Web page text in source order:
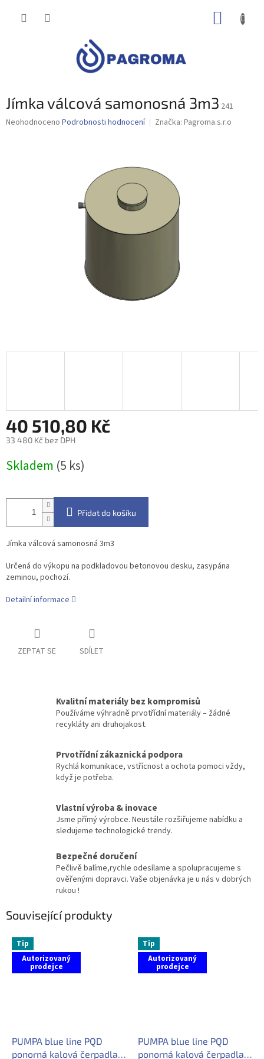
Jímka válcová samonosná 3m3 241
Průměrné
Neohodnoceno Podrobnosti hodnocení Značka: Pagroma.s.r.o
40 510,80 Kč
33 480 Kč bez DPH
cena:
Skladem (5 ks)
Přidat do košíku
Jímka válcová samonosná 3m3
Určená do výkopu na podkladovou betonovou desku, zasypána
zeminou, pochozí.
Detailní informace
ZEPTAT SE SDÍLET
Kvalitní materiály bez kompromisů
Používáme výhradně prvotřídní materiály – žádné
recykláty ani druhojakost.
Prvotřídní zákaznická podpora
Rychlá komunikace, vstřícnost a ochota pomoci vždy,
když je potřeba.
Vlastní výroba & inovace
Jsme přímý výrobce. Neustále rozšiřujeme nabídku a
sledujeme technologické trendy.
Bezpečné doručení
Pečlivě balíme,rychle odesílame a spolupracujeme s
ověřenými dopravci. Vaše objenávka je u nás v dobrých
rukou !
Související produkty
Tip
Autorizovaný
prodejce
PUMPA blue line PQD
ponorná kalová čerpadla s
Tip
Autorizovaný
prodejce
PUMPA blue line PQD
ponorná kalová čerpadla s